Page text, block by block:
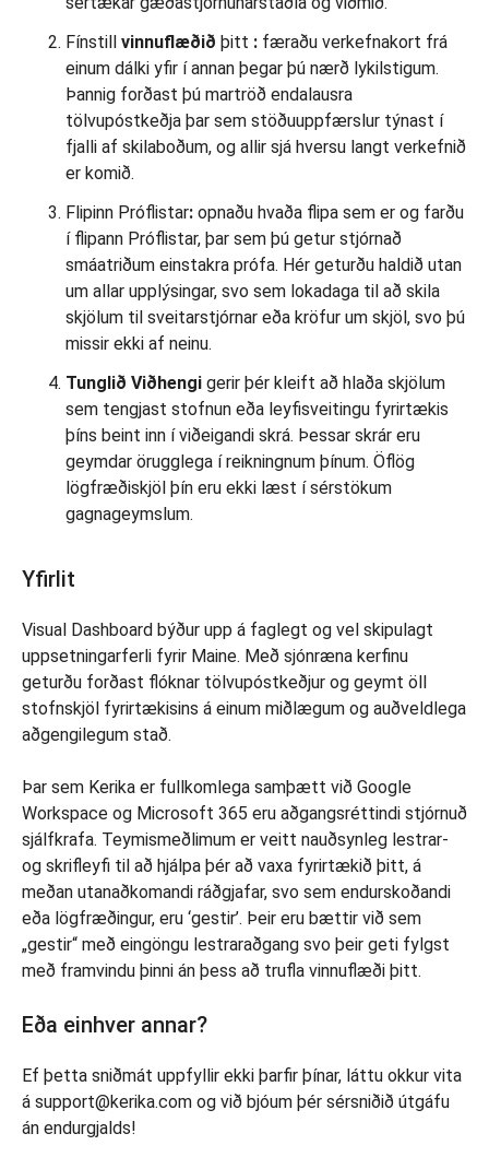
Fínstill vinnuflæðið þitt : færaðu verkefnakort frá
einum dálki yfir í annan þegar þú nærð lykilstigum.
Þannig forðast þú martröð endalausra
tölvupóstkeðja þar sem stöðuuppfærslur týnast í
fjalli af skilaboðum, og allir sjá hversu langt verkefnið
er komið.
Flipinn Próflistar: opnaðu hvaða flipa sem er og farðu
í flipann Próflistar, þar sem þú getur stjórnað
smáatriðum einstakra prófa. Hér geturðu haldið utan
um allar upplýsingar, svo sem lokadaga til að skila
skjölum til sveitarstjórnar eða kröfur um skjöl, svo þú
missir ekki af neinu.
Tunglið Viðhengi gerir þér kleift að hlaða skjölum
sem tengjast stofnun eða leyfisveitingu fyrirtækis
þíns beint inn í viðeigandi skrá. Þessar skrár eru
geymdar örugglega í reikningnum þínum. Öflög
lögfræðiskjöl þín eru ekki læst í sérstökum
gagnageymslum.
Yfirlit
Visual Dashboard býður upp á faglegt og vel skipulagt
uppsetningarferli fyrir Maine. Með sjónræna kerfinu
geturðu forðast flóknar tölvupóstkeðjur og geymt öll
stofnskjöl fyrirtækisins á einum miðlægum og auðveldlega
aðgengilegum stað.
Þar sem Kerika er fullkomlega samþætt við Google
Workspace og Microsoft 365 eru aðgangsréttindi stjórnuð
sjálfkrafa. Teymismeðlimum er veitt nauðsynleg lestrar-
og skrifleyfi til að hjálpa þér að vaxa fyrirtækið þitt, á
meðan utanaðkomandi ráðgjafar, svo sem endurskoðandi
eða lögfræðingur, eru ‘gestir’. Þeir eru bættir við sem
„gestir“ með eingöngu lestraraðgang svo þeir geti fylgst
með framvindu þinni án þess að trufla vinnuflæði þitt.
Eða einhver annar?
Ef þetta sniðmát uppfyllir ekki þarfir þínar, láttu okkur vita
á support@kerika.com og við bjóum þér sérsniðið útgáfu
án endurgjalds!